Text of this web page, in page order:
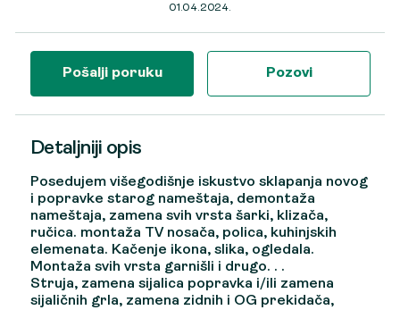
01.04.2024.
Pošalji poruku Pozovi
Detaljniji opis
Posedujem višegodišnje iskustvo sklapanja novog
i popravke starog nameštaja, demontaža
nameštaja, zamena svih vrsta šarki, klizača,
ručica. montaža TV nosača, polica, kuhinjskih
elemenata. Kačenje ikona, slika, ogledala.
Montaža svih vrsta garnišli i drugo. . .
Struja, zamena sijalica popravka i/ili zamena
sijaličnih grla, zamena zidnih i OG prekidača,